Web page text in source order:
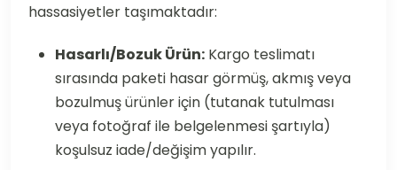
hassasiyetler taşımaktadır:
Hasarlı/Bozuk Ürün: Kargo teslimatı
sırasında paketi hasar görmüş, akmış veya
bozulmuş ürünler için (tutanak tutulması
veya fotoğraf ile belgelenmesi şartıyla)
koşulsuz iade/değişim yapılır.